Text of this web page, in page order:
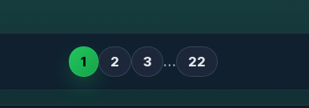
1 2 3 … 22